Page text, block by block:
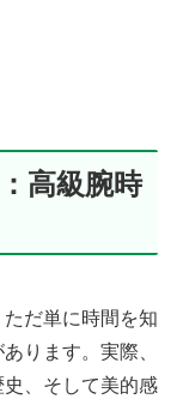
高級腕時
だ単に時間を知
ります。実際、
、そして美的感